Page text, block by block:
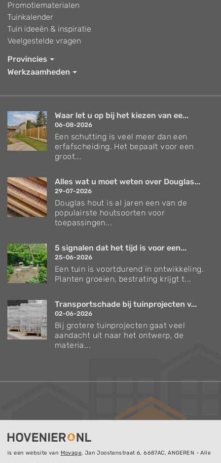
Promotiematerialen
Tuinkalender
Tuin ideeën & inspiratie
Veelgestelde vragen
Provincies
Werkzaamheden
Waar let u op bij het kiezen van ee...
06-08-2026
Een schutting is veel meer dan een
erfafscheiding. Het bepaalt voor een
groot...
Alles wat u moet weten over Douglas...
29-07-2026
Douglas hout is al jaren een van de
populairste houtsoorten voor
toepassingen...
5 signalen dat het tijd is voor een...
25-06-2026
Een tuin is voortdurend in ontwikkeling.
Planten groeien, bestrating krijgt t...
Transportschade bij tuinprojecten v...
02-06-2026
Bij grotere tuinprojecten gaat veel
aandacht uit naar het ontwerp, de
materia...
is een website van Movage, Jan Joostenstraat 6, 6687AC, ANGEREN - Alle